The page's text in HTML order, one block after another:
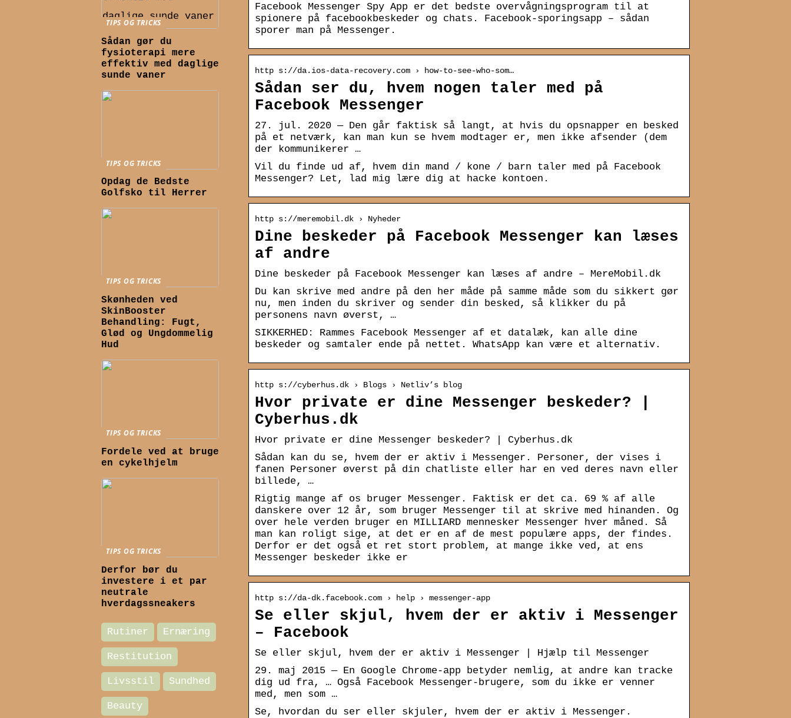
Facebook Messenger Spy App er det bedste overvågningsprogram til at
spionere på facebookbeskeder og chats. Facebook-sporingsapp – sådan
sporer man på Messenger.
http s://da.ios-data-recovery.com › how-to-see-who-som…
Sådan ser du, hvem nogen taler med på
Facebook Messenger
27. jul. 2020 — Den går faktisk så langt, at hvis du opsnapper en besked
på et netværk, kan man kun se hvem modtager er, men ikke afsender (dem
der kommunikerer …
Vil du finde ud af, hvem din mand / kone / barn taler med på Facebook
Messenger? Let, lad mig lære dig at hacke kontoen.
http s://meremobil.dk › Nyheder
Dine beskeder på Facebook Messenger kan læses
af andre
Dine beskeder på Facebook Messenger kan læses af andre – MereMobil.dk
Du kan skrive med andre på den her måde på samme måde som du sikkert gør
nu, men inden du skriver og sender din besked, så klikker du på
personens navn øverst, …
SIKKERHED: Rammes Facebook Messenger af et datalæk, kan alle dine
beskeder og samtaler ende på nettet. WhatsApp kan være et alternativ.
http s://cyberhus.dk › Blogs › Netliv’s blog
Hvor private er dine Messenger beskeder? |
Cyberhus.dk
Hvor private er dine Messenger beskeder? | Cyberhus.dk
Sådan kan du se, hvem der er aktiv i Messenger. Personer, der vises i
fanen Personer øverst på din chatliste eller har en ved deres navn eller
billede, …
Rigtig mange af os bruger Messenger. Faktisk er det ca. 69 % af alle
danskere over 12 år, som bruger Messenger til at skrive med hinanden. Og
over hele verden bruger en MILLIARD mennesker Messenger hver måned. Så
man kan roligt sige, at det er en af de mest populære apps, der findes.
Derfor er det også et ret stort problem, at mange ikke ved, at ens
Messenger beskeder ikke er
http s://da-dk.facebook.com › help › messenger-app
Se eller skjul, hvem der er aktiv i Messenger
– Facebook
Se eller skjul, hvem der er aktiv i Messenger | Hjælp til Messenger
29. maj 2015 — En Google Chrome-app betyder nemlig, at andre kan tracke
dig ud fra, … Også Facebook Messenger-brugere, som du ikke er venner
med, men som …
Se, hvordan du ser eller skjuler, hvem der er aktiv i Messenger.
TIPS OG TRICKS
Sådan gør du
fysioterapi mere
effektiv med daglige
sunde vaner
TIPS OG TRICKS
Opdag de Bedste
Golfsko til Herrer
TIPS OG TRICKS
Skønheden ved
SkinBooster
Behandling: Fugt,
Glød og Ungdommelig
Hud
TIPS OG TRICKS
Fordele ved at bruge
en cykelhjelm
TIPS OG TRICKS
Derfor bør du
investere i et par
neutrale
hverdagssneakers
Rutiner Ernæring
Restitution
Livsstil Sundhed
Beauty